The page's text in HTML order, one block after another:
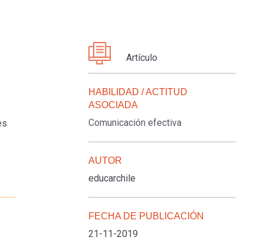
Artículo
HABILIDAD / ACTITUD
ASOCIADA
Comunicación efectiva
AUTOR
educarchile
FECHA DE PUBLICACIÓN
21-11-2019